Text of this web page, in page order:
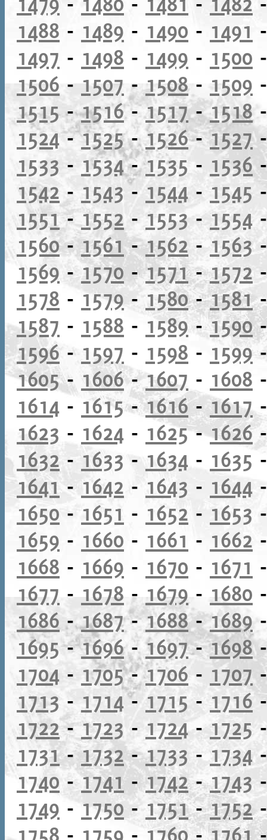
1488 - 1489 - 1490 - 1491
1497 - 1498 - 1499 - 1500
1506 - 1507 -1508- 1509
1515-1516-1517-1518
1524-1525-1526-1527
1533 - 1534-1535 - 1536
1542 - 1543- 1544-1545
1551-1552 - 1553-1554
1560-1561-1562-1563
1569 -1570-1571-1572
1578 - 1579 -1580-1581
1587 - 1588 - 1589-1590
1596- 1597 - 1598 - 1599
1605- 1606-1607 - 1608
1614 - 1615-1616- 1617
1623 - 1624 - 1625-1626
1632 -1633 - 1634 - 1635
1641- 1642 - 1643 - 1644
1650 - 1651 - 1652 - 1653
1659 - 1660 - 1661 - 1662
1668 - 1669 - 1670 - 1671
1677 - 1678 - 1679 - 1680
1686 -1687-1688-1689
1695-1696- 1697-1698
1704 - 1705-1706 - 1707
1713 - 1714- 1715-1716
1722-1723 - 1724-1725
1731-1732-1733 - 1734
1740 -1741-1742-1743
1749 -1750-1751-1752
1758 - 1759 -1760-1761